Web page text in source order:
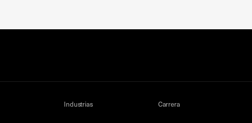
Industrias Carrera